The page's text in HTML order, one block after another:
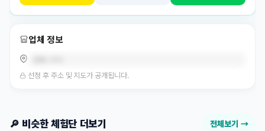
업체 정보
선정 후 주소 및 지도가 공개됩니다.
🔎 비슷한 체험단 더보기 전체보기 →